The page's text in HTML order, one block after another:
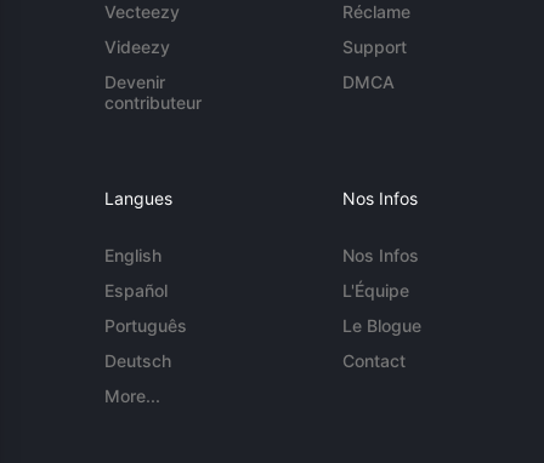
Vecteezy
Videezy
Devenir
contributeur
Réclame
Support
DMCA
Langues
English
Español
Português
Deutsch
More...
Nos Infos
Nos Infos
L'Équipe
Le Blogue
Contact